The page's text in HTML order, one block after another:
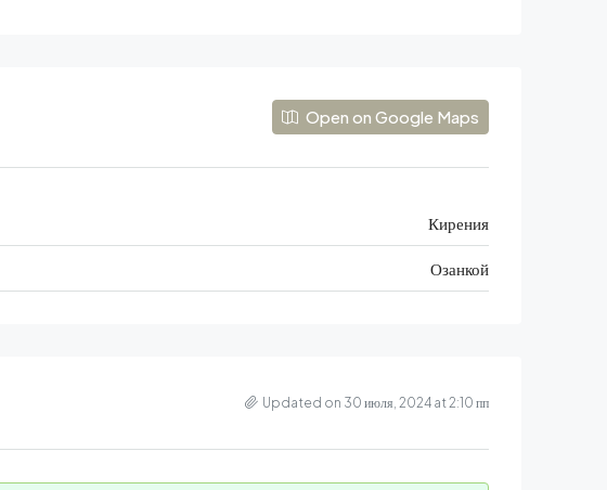
Open on Google Maps
Кирения
Озанкой
Updated on 30 июля, 2024 at 2:10 пп